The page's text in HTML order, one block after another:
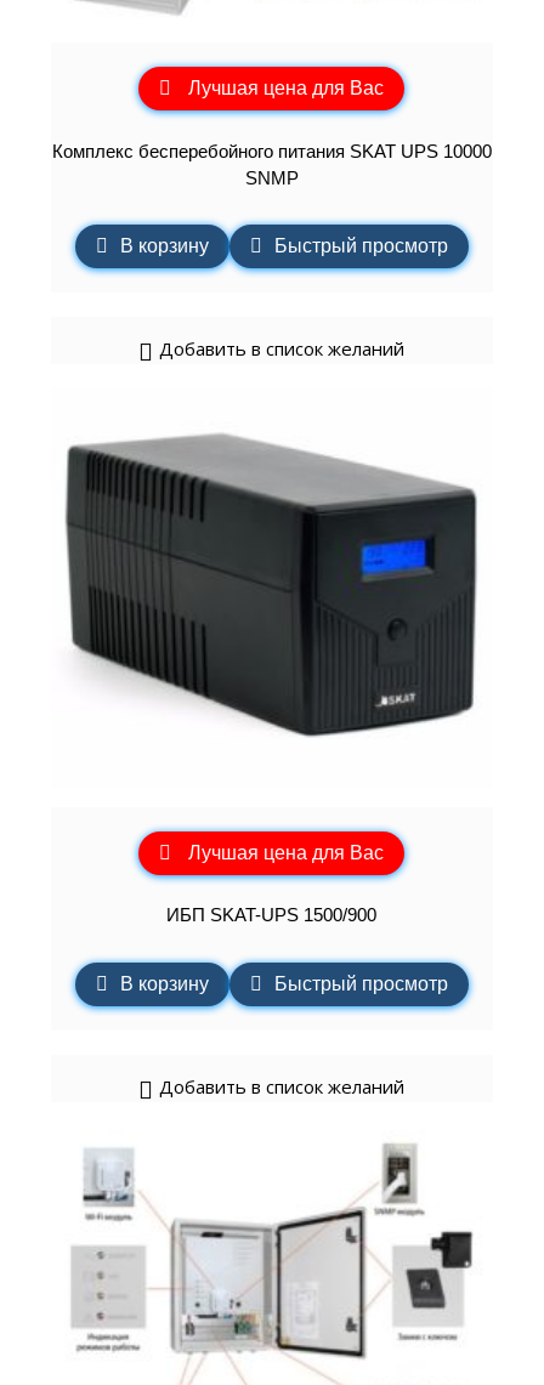
Лучшая цена для Вас
Комплекс бесперебойного питания SKAT UPS 10000
SNMP
В корзину Быстрый просмотр
Добавить в список желаний
Лучшая цена для Вас
ИБП SKAT-UPS 1500/900
В корзину Быстрый просмотр
Добавить в список желаний